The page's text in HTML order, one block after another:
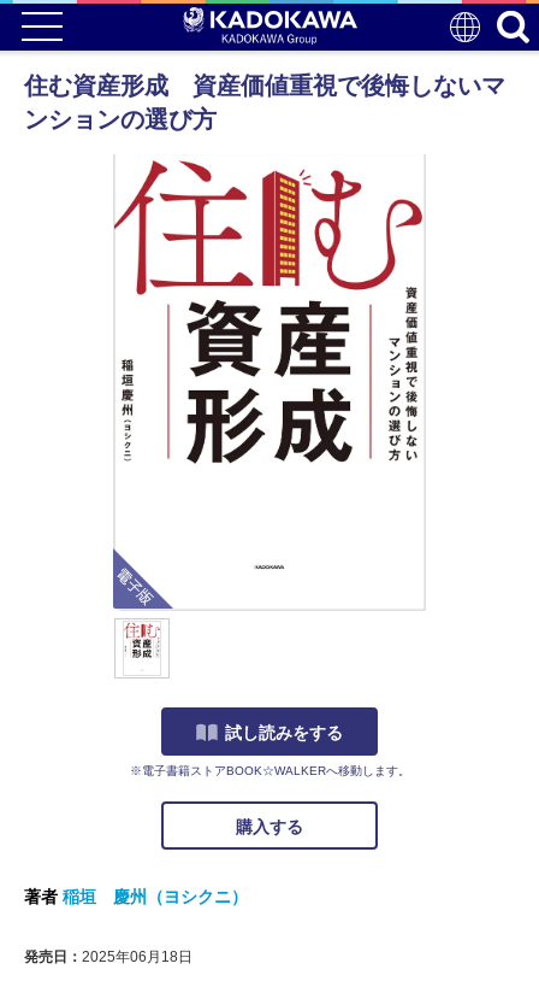
住む資産形成 資産価値重視で後悔しないマ
ンションの選び方
試し読みをする
※電子書籍ストアBOOK☆WALKERへ移動します。
購入する
著者 稲垣 慶州（ヨシクニ）
発売日： 2025年06月18日